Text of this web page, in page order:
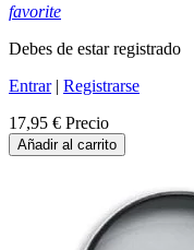
favorite
Debes de estar registrado
Entrar| Registrarse
17,95 € Precio
Añadir al carrito